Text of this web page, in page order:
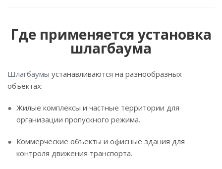
Где применяется установка
шлагбаума
Шлагбаумы устанавливаются на разнообразных
объектах:
Жилые комплексы и частные территории для
организации пропускного режима.
Коммерческие объекты и офисные здания для
контроля движения транспорта.